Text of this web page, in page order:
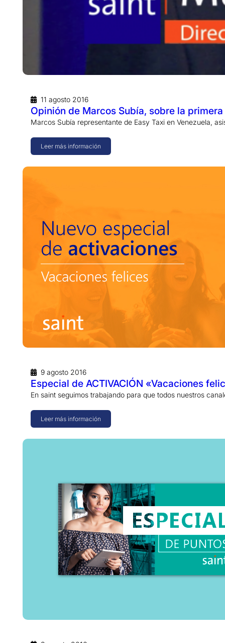
11 agosto 2016
Opinión de Marcos Subía, sobre la
Marcos Subía representante de Easy Taxi en Venezuela,
Leer más información
9 agosto 2016
Especial de ACTIVACIÓN «Vacaciones
En saint seguimos trabajando para que todos nuestros
Leer más información